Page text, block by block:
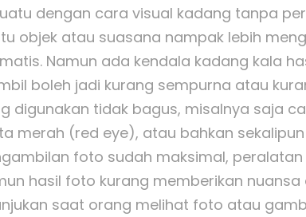
dengan cara visual kadang tanpa
objek atau suasana nampak lebih
Namun ada kendala kadang kala
boleh jadi kurang sempurna atau
digunakan tidak bagus, misalnya saja
merah (red eye), atau bahkan
foto sudah maksimal,
hasil foto kurang memberikan nuansa
saat orang melihat foto atau